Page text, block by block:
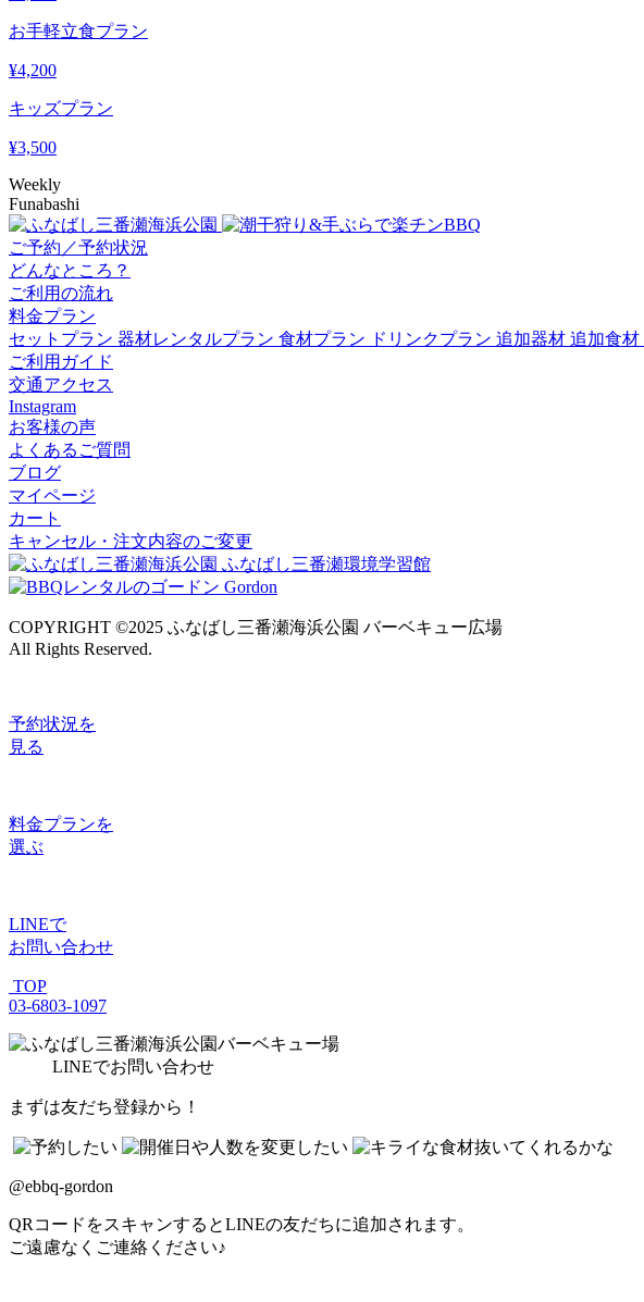
お手軽立食プラン
¥4,200
キッズプラン
¥3,500
Weekly
Funabashi
ご予約／予約状況
どんなところ？
ご利用の流れ
料金プラン
セットプラン 器材レンタルプラン 食材プラン ドリンクプラン 追加器材 追加食材
ご利用ガイド
交通アクセス
Instagram
お客様の声
よくあるご質問
ブログ
マイページ
カート
キャンセル・注文内容のご変更
COPYRIGHT ©2025 ふなばし三番瀬海浜公園 バーベキュー広場
All Rights Reserved.
予約状況を
見る
料金プランを
選ぶ
LINEで
お問い合わせ
TOP
03-6803-1097
LINEでお問い合わせ
まずは友だち登録から！
@ebbq-gordon
QRコードをスキャンするとLINEの友だちに追加されます。
ご遠慮なくご連絡ください♪